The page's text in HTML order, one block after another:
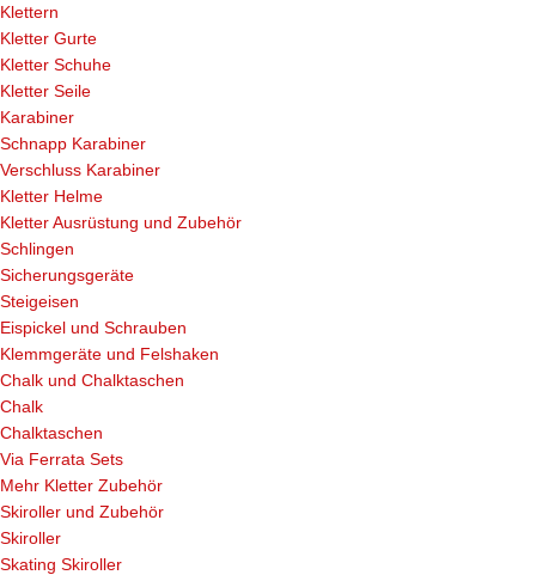
Klettern
Kletter Gurte
Kletter Schuhe
Kletter Seile
Karabiner
Schnapp Karabiner
Verschluss Karabiner
Kletter Helme
Kletter Ausrüstung und Zubehör
Schlingen
Sicherungsgeräte
Steigeisen
Eispickel und Schrauben
Klemmgeräte und Felshaken
Chalk und Chalktaschen
Chalk
Chalktaschen
Via Ferrata Sets
Mehr Kletter Zubehör
Skiroller und Zubehör
Skiroller
Skating Skiroller